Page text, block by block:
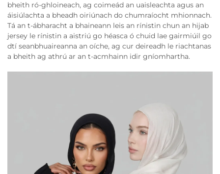
bheith ró-ghloineach, ag coimeád an uaisleachta agus an
áisiúlachta a bheadh oiriúnach do chumraíocht mhionnach.
Tá an t-ábharacht a bhaineann leis an rínistin chun an hijab
jersey le rínistin a aistriú go héasca ó chuid lae gairmiúil go
dtí seanbhuaireanna an oíche, ag cur deireadh le riachtanas
a bheith ag athrú ar an t-acmhainn idir gníomhartha.